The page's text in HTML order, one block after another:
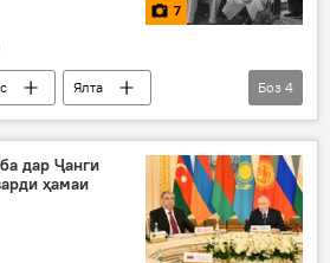
7
Ялта
Иосиф Сталин
Боз 4
дар Ҷанги
ҳамаи